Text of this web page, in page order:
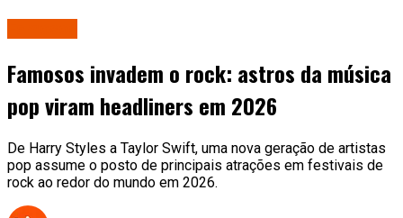
Famosos invadem o rock: astros da música
pop viram headliners em 2026
De Harry Styles a Taylor Swift, uma nova geração de artistas
pop assume o posto de principais atrações em festivais de
rock ao redor do mundo em 2026.